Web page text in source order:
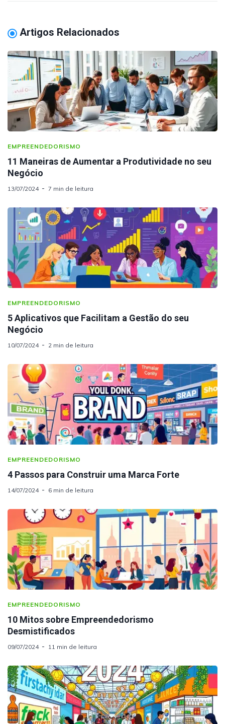
Artigos Relacionados
EMPREENDEDORISMO
11 Maneiras de Aumentar a Produtividade no seu
Negócio
13/07/2024 7 min de leitura
EMPREENDEDORISMO
5 Aplicativos que Facilitam a Gestão do seu
Negócio
10/07/2024 2 min de leitura
EMPREENDEDORISMO
4 Passos para Construir uma Marca Forte
14/07/2024 6 min de leitura
EMPREENDEDORISMO
10 Mitos sobre Empreendedorismo
Desmistificados
09/07/2024 11 min de leitura